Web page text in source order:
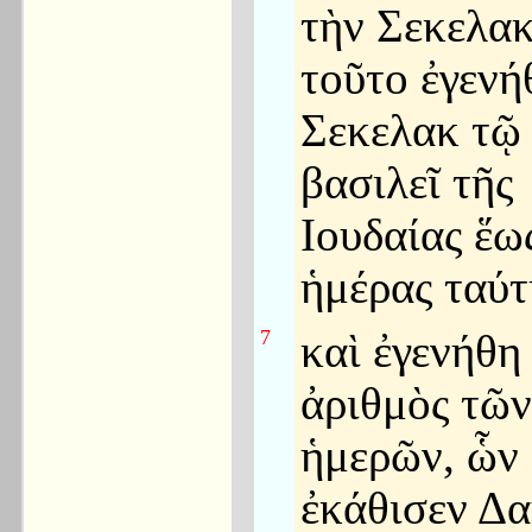
τὴν
τοῦτο
Σεκελακ τῷ
βασιλεῖ τῆς
Ιουδαίας
ἡμέρας
7
καὶ
ἀριθμὸς τῶν
ἡμερῶν, ὧν
ἐκάθισεν